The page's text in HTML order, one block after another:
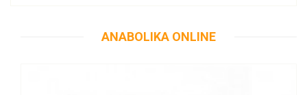
ANABOLIKA ONLINE
Kaufen